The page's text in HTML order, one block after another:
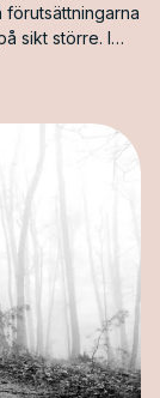
sikt större. I
mycket